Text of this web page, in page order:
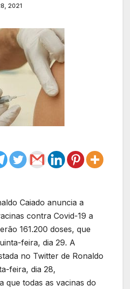
2021
Caiado anuncia a
contra Covid-19 a
161.200 doses, que
feira, dia 29. A
no Twitter de Ronaldo
feira, dia 28,
que todas as vacinas do